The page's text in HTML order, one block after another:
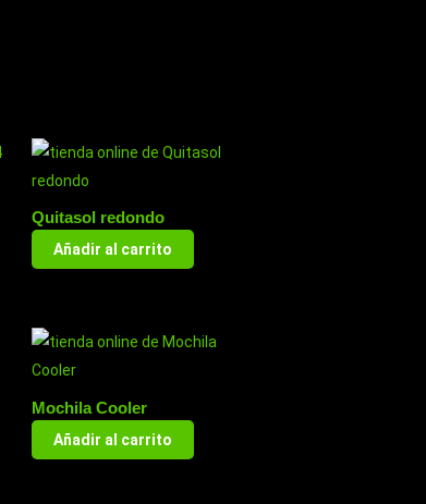
Quitasol redondo
Añadir al carrito
Mochila Cooler
Añadir al carrito